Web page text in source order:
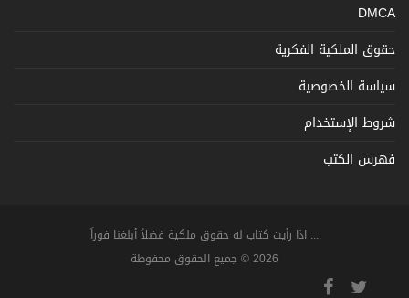
DMCA
حقوق الملكية الفكرية
سياسة الخصوصية
شروط الإستخدام
فهرس الكتب
... اذا رأيت كتاب له حقوق ملكية فضلاً أبلغنا فوراً
2026 © جميع الحقوق محفوظة